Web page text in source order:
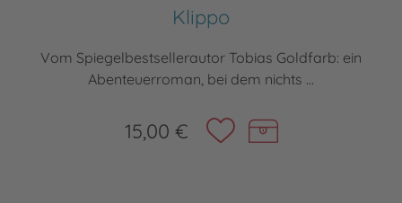
Klippo
Vom Spiegelbestsellerautor Tobias Goldfarb: ein
Abenteuerroman, bei dem nichts ...
15,00 €